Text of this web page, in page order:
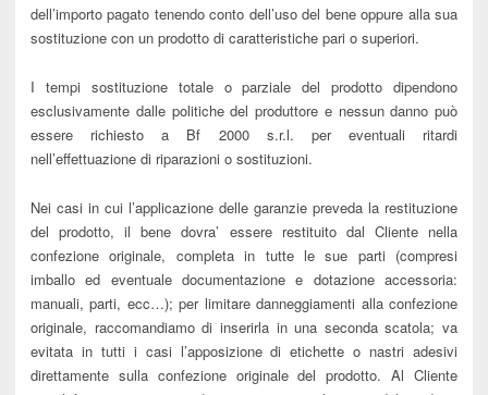
dell’importo pagato tenendo conto dell’uso del bene oppure alla sua
sostituzione con un prodotto di caratteristiche pari o superiori.
I tempi sostituzione totale o parziale del prodotto dipendono
esclusivamente dalle politiche del produttore e nessun danno può
essere richiesto a Bf 2000 s.r.l. per eventuali ritardi
nell’effettuazione di riparazioni o sostituzioni.
Nei casi in cui l’applicazione delle garanzie preveda la restituzione
del prodotto, il bene dovra’ essere restituito dal Cliente nella
confezione originale, completa in tutte le sue parti (compresi
imballo ed eventuale documentazione e dotazione accessoria:
manuali, parti, ecc…); per limitare danneggiamenti alla confezione
originale, raccomandiamo di inserirla in una seconda scatola; va
evitata in tutti i casi l’apposizione di etichette o nastri adesivi
direttamente sulla confezione originale del prodotto. Al Cliente